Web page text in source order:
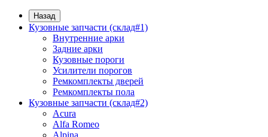
Назад
Кузовные запчасти (склад#1)
Внутренние арки
Задние арки
Кузовные пороги
Усилители порогов
Ремкомплекты дверей
Ремкомплекты пола
Кузовные запчасти (склад#2)
Acura
Alfa Romeo
Alpina